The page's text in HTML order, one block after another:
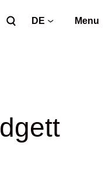
DE Menu